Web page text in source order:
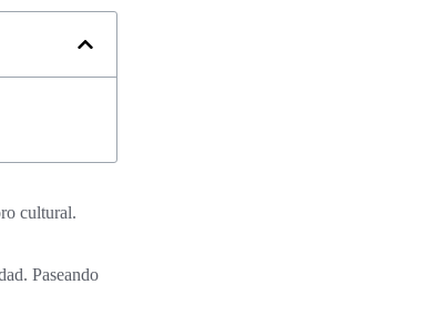
cultural.
Paseando